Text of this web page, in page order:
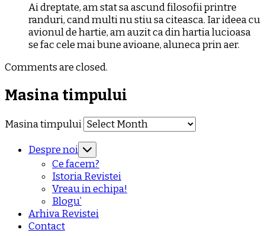
Ai dreptate, am stat sa ascund filosofii printre
randuri, cand multi nu stiu sa citeasca. Iar ideea cu
avionul de hartie, am auzit ca din hartia lucioasa
se fac cele mai bune avioane, aluneca prin aer.
Comments are closed.
Masina timpului
Masina timpului
Despre noi
Ce facem?
Istoria Revistei
Vreau in echipa!
Blogu’
Arhiva Revistei
Contact